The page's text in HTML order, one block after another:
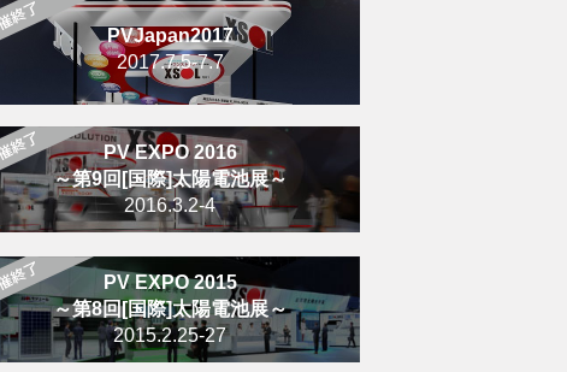
PVJapan2017
2017.7.5-7.7
PV EXPO 2016
～第9回[国際]太陽電池展～
2016.3.2-4
PV EXPO 2015
～第8回[国際]太陽電池展～
2015.2.25-27